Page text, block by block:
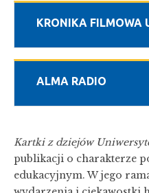
KRONIKA FILMOWA
ALMA RADIO
Kartki z dziejów
publikacji o charakterze
edukacyjnym. W jego